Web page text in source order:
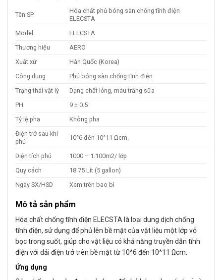
Tên SP
Hóa chất phủ bóng sàn chống tĩnh điện
ELECSTA
Model
ELECSTA
Thương hiệu
AERO
Xuất xứ
Hàn Quốc (Korea)
Công dụng
Phủ bóng sàn chống tĩnh điện
Trạng thái vật lý
Dạng chất lỏng, màu trắng sữa
PH
9 ± 0.5
Tỷ lệ pha
Không pha
Điện trở sau khi
phủ
10^6 đến 10^11 Ωcm.
Diện tích phủ
1000 – 1.100m2/ lớp
Quy cách
18.75 Lít (5 gallon)
Ngày SX/HSD
Xem trên bao bì
Mô tả sản phẩm
Hóa chất chống tĩnh điện ELECSTA là loại dung dịch chống
tĩnh điện, sử dụng để phủ lên bề mặt của vật liệu một lớp vỏ
bọc trong suốt, giúp cho vật liệu có khả năng truyền dẫn tĩnh
điện với dải điện trở trên bề mặt từ 10^6 đến 10^11 Ωcm.
Ứng dụng